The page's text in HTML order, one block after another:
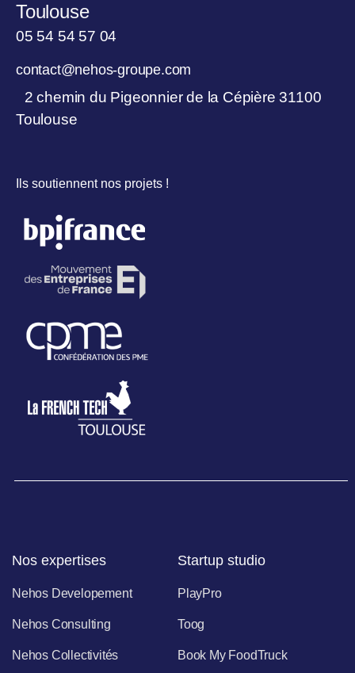
Toulouse
05 54 54 57 04
contact@nehos-groupe.com
2 chemin du Pigeonnier de la Cépière 31100
Toulouse
Ils soutiennent nos projets !
Nos expertises
Nehos Developement
Nehos Consulting
Nehos Collectivités
Startup studio
PlayPro
Toog
Book My FoodTruck